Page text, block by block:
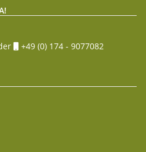
+49 (0) 174 - 9077082